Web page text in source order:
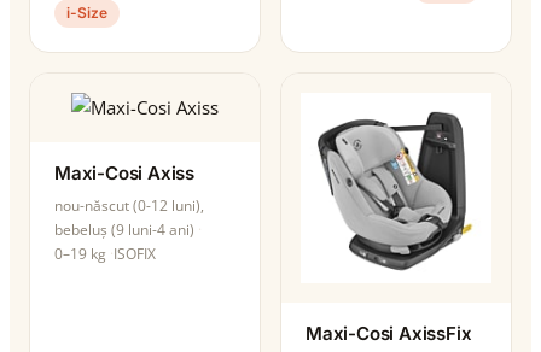
i-Size
Maxi-Cosi Axiss
nou-născut (0-12 luni),
bebeluș (9 luni-4 ani)
0–19 kg ISOFIX
Maxi-Cosi AxissFix